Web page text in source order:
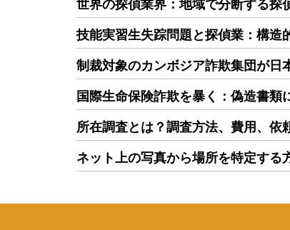
世界の探偵業界：地域で分断する探
技能実習生失踪問題と探偵業：構造
制裁対象のカンボジア詐欺集団が
国際生命保険詐欺を暴く：偽造書類
所在調査とは？調査方法、費用、依
ネット上の写真から場所を特定する